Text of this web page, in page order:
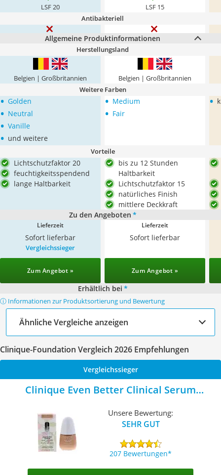
LSF 20 LSF 15
Antibakteriell
Allgemeine Produktinformationen
Herstellungsland
Belgien | Großbritannien Belgien | Großbritannien
Weitere Farben
• Golden
• Neutral
• Vanille
• und weitere
• Medium
• Fair
•
Vorteile
Lichtschutzfaktor 20
feuchtigkeitsspendend
lange Haltbarkeit
bis zu 12 Stunden
Haltbarkeit
Lichtschutzfaktor 15
natürliches Finish
mittlere Deckkraft
Zu den Angeboten *
Lieferzeit
Sofort lieferbar
Lieferzeit
Sofort lieferbar
Vergleichssieger
Zum Angebot » Zum Angebot »
Erhältlich bei *
ⓘ Informationen zur Produktsortierung und Bewertung
Ähnliche Vergleiche anzeigen
Clinique-Foundation Vergleich 2026 Empfehlungen
Vergleichssieger
Clinique Even Better Clinical Serum
Unsere Bewertung:
SEHR GUT
207 Bewertungen